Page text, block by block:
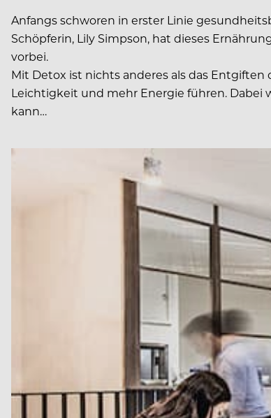
Anfangs schworen in erster Linie
Schöpferin, Lily Simpson, hat dieses
vorbei.
Mit Detox ist nichts anderes als das
Leichtigkeit und mehr Energie führen. Dabei
kann…